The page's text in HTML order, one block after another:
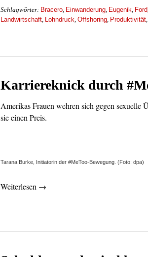
Schlagwörter: Bracero, Einwanderung, Eugenik, Ford
Landwirtschaft, Lohndruck, Offshoring, Produktivität
Karriereknick durch
Amerikas Frauen wehren sich gegen sexuelle
sie einen Preis.
Tarana Burke, Initiatorin der #MeToo-Bewegung. (Foto: dpa)
Weiterlesen →